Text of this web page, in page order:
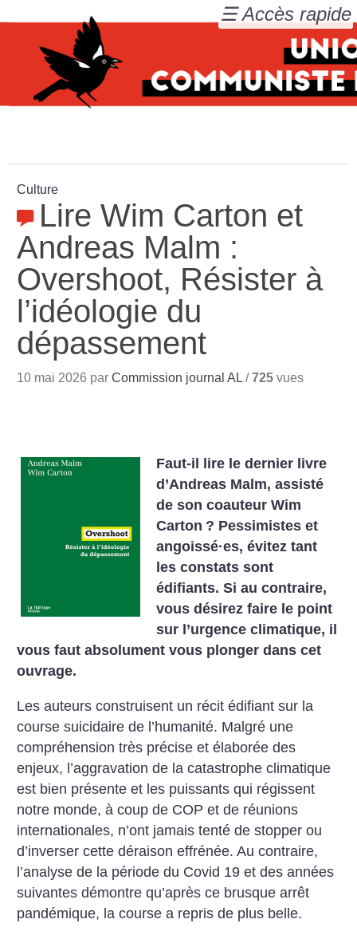
Culture
Lire Wim Carton et
Andreas Malm :
Overshoot, Résister à
l’idéologie du
dépassement
10 mai 2026 parCommission journal AL /725 vues
Faut-il lire le dernier livre
d’Andreas Malm, assisté
de son co­auteur Wim
Carton ? Pessimistes et
angoissé·es, évitez tant
les constats sont
édifiants. Si au contraire,
vous désirez faire le point
sur l’urgence climatique, il
vous faut absolument vous plonger dans cet
ouvrage.
Les auteurs construisent un récit édifiant sur la
course suicidaire de l’humanité. Malgré une
compréhension très précise et élaborée des
enjeux, l’aggravation de la catastrophe climatique
est bien présente et les puissants qui régissent
notre monde, à coup de COP et de réunions
internationales, n’ont jamais tenté de stopper ou
d’inverser cette déraison effrénée. Au contraire,
l’analyse de la période du Covid 19 et des années
suivantes démontre ­qu’après ce brusque arrêt
pandémique, la course a repris de plus belle.
☰ Accès rapide